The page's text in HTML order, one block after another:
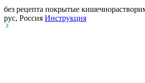
без рецепта покрытые
рус, Россия Инструкция